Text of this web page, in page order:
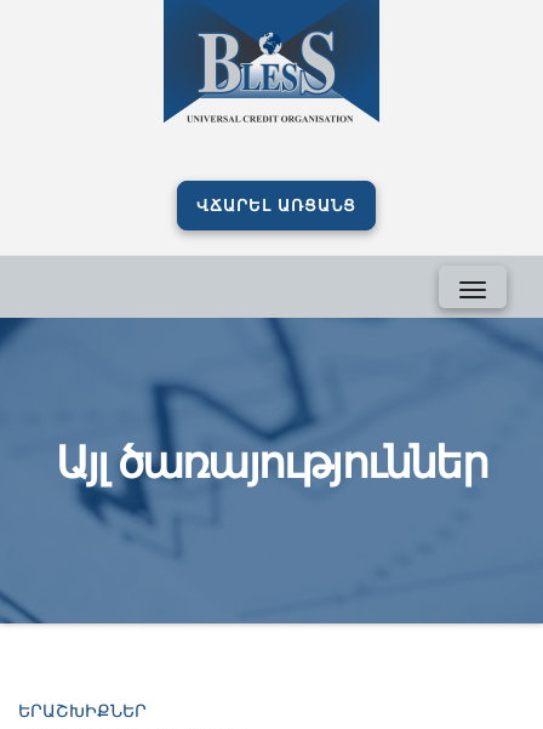
ՎՃԱՐԵԼ ԱՌՑԱՆՑ
Այլ ծառայություններ
ԵՐԱՇԽԻՔՆԵՐ